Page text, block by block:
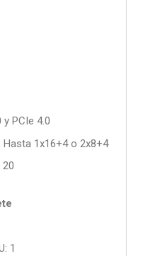
PCIe 4.0
1x16+4 o 2x8+4
1